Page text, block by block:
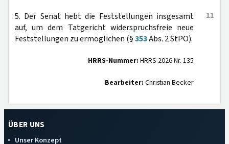
11
5. Der Senat hebt die Feststellungen insgesamt
auf, um dem Tatgericht widerspruchsfreie neue
Feststellungen zu ermöglichen (§353Abs. 2 StPO).
HRRS-Nummer: HRRS 2026 Nr. 135
Bearbeiter: Christian Becker
ÜBER UNS
Unser Konzept